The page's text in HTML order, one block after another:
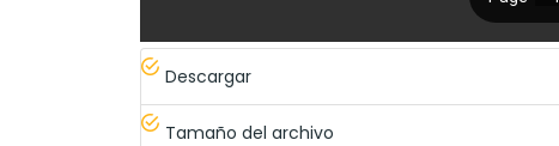
Descargar
Tamaño del archivo